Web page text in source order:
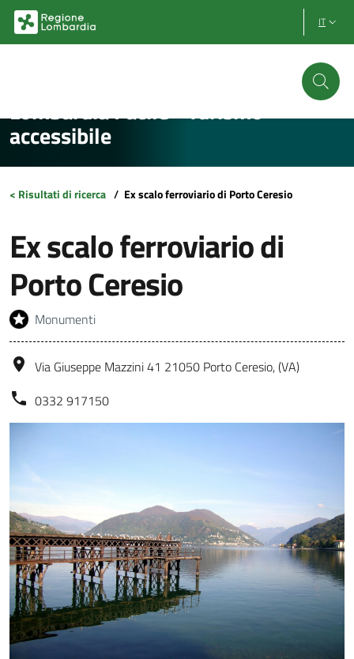
Vai al contenuto principale
Vai al footer IT
Lombardia Facile - Turismo
accessibile
< Risultati di ricerca / Ex scalo ferroviario di Porto Ceresio
Ex scalo ferroviario di
Porto Ceresio
Monumenti
Via Giuseppe Mazzini 41 21050 Porto Ceresio, (VA)
0332 917150